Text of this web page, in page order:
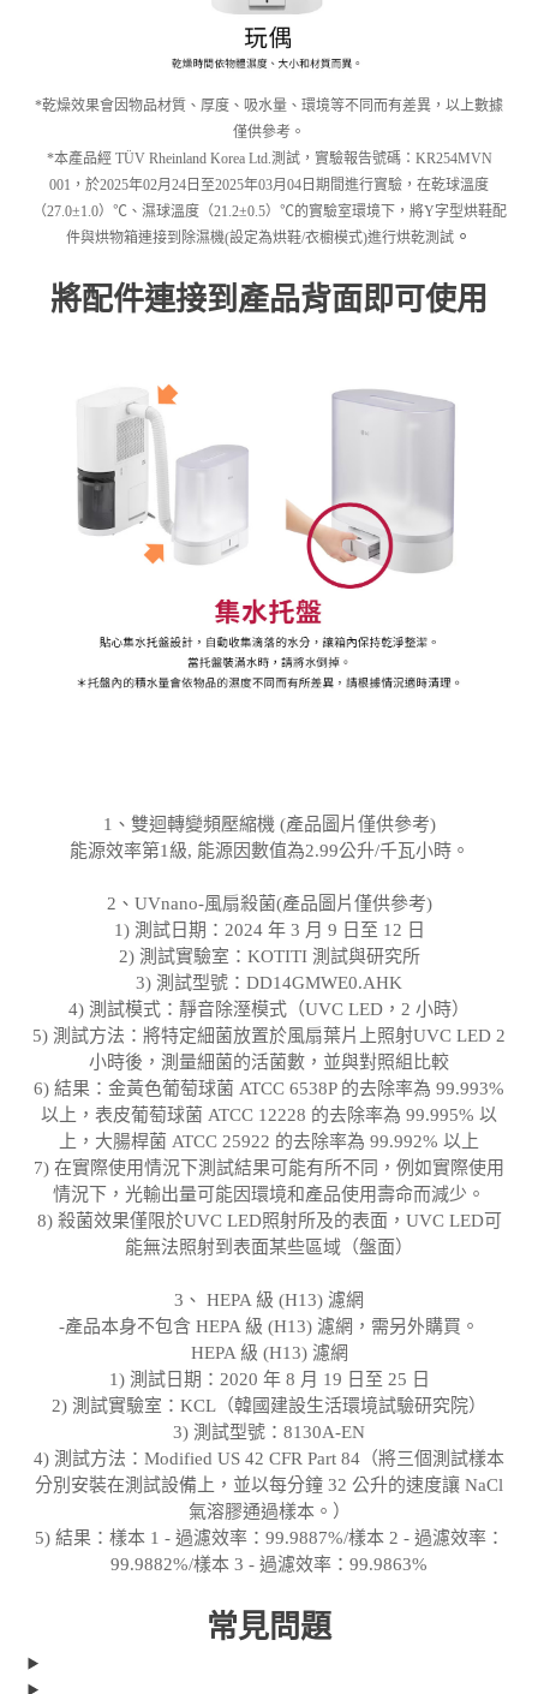
*乾燥效果會因物品材質、厚度、吸水量、環境等不同而有差異，以上數據
僅供參考。
*本產品經 TÜV Rheinland Korea Ltd.測試，實驗報告號碼：KR254MVN
001，於2025年02月24日至2025年03月04日期間進行實驗，在乾球溫度
（27.0±1.0）℃、濕球溫度（21.2±0.5）℃的實驗室環境下，將Y字型烘鞋配
件與烘物箱連接到除濕機(設定為烘鞋/衣櫥模式)進行烘乾測試 。
將配件連接到產品背面即可使用
1、雙迴轉變頻壓縮機 (產品圖片僅供參考)
能源效率第1級, 能源因數值為2.99公升/千瓦小時。
2、UVnano-風扇殺菌(產品圖片僅供參考)
1) 測試日期：2024 年 3 月 9 日至 12 日
2) 測試實驗室：KOTITI 測試與研究所
3) 測試型號：DD14GMWE0.AHK
4) 測試模式：靜音除溼模式（UVC LED，2 小時）
5) 測試方法：將特定細菌放置於風扇葉片上照射UVC LED 2
小時後，測量細菌的活菌數，並與對照組比較
6) 結果：金黃色葡萄球菌 ATCC 6538P 的去除率為 99.993%
以上，表皮葡萄球菌 ATCC 12228 的去除率為 99.995% 以
上，大腸桿菌 ATCC 25922 的去除率為 99.992% 以上
7) 在實際使用情況下測試結果可能有所不同，例如實際使用
情況下，光輸出量可能因環境和產品使用壽命而減少。
8) 殺菌效果僅限於UVC LED照射所及的表面，UVC LED可
能無法照射到表面某些區域（盤面）
3、 HEPA 級 (H13) 濾網
-產品本身不包含 HEPA 級 (H13) 濾網，需另外購買。
HEPA 級 (H13) 濾網
1) 測試日期：2020 年 8 月 19 日至 25 日
2) 測試實驗室：KCL（韓國建設生活環境試驗研究院）
3) 測試型號：8130A-EN
4) 測試方法：Modified US 42 CFR Part 84（將三個測試樣本
分別安裝在測試設備上，並以每分鐘 32 公升的速度讓 NaCl
氣溶膠通過樣本。）
5) 結果：樣本 1 - 過濾效率：99.9887%/樣本 2 - 過濾效率：
99.9882%/樣本 3 - 過濾效率：99.9863%
常見問題